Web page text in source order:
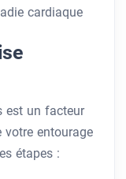
cardiaque
est un facteur
votre entourage
étapes :